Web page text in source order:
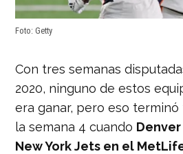
Foto: Getty
Con tres semanas
2020, ninguno de estos
era ganar, pero eso
la semana 4 cuando
New York Jets en el